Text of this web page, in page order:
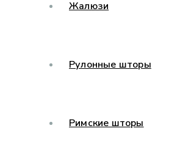
Жалюзи
Рулонные шторы
Римские шторы